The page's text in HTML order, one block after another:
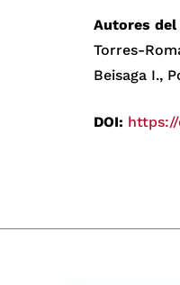
Autores
Torres-
Beisaga I.,
DOI: https://